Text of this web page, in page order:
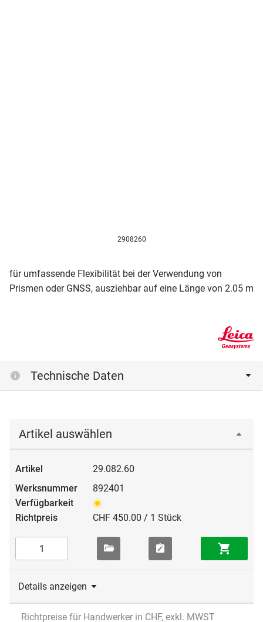
2908260
für umfassende Flexibilität bei der Verwendung von
Prismen oder GNSS, ausziehbar auf eine Länge von 2.05 m
Technische Daten
Artikel auswählen
29.082.60
892401
CHF 450.00 / 1 Stück
Details anzeigen
Richtpreise für Handwerker in CHF, exkl. MWST